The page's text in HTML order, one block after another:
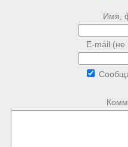
Имя,
E-mail (не